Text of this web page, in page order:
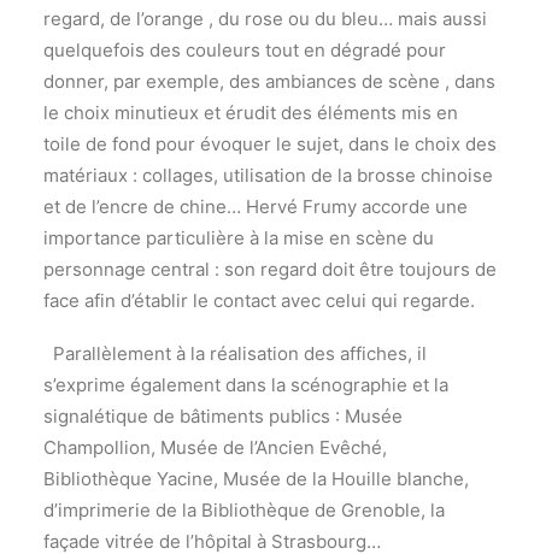
regard, de l’orange , du rose ou du bleu… mais aussi
quelquefois des couleurs tout en dégradé pour
donner, par exemple, des ambiances de scène , dans
le choix minutieux et érudit des éléments mis en
toile de fond pour évoquer le sujet, dans le choix des
matériaux : collages, utilisation de la brosse chinoise
et de l’encre de chine… Hervé Frumy accorde une
importance particulière à la mise en scène du
personnage central : son regard doit être toujours de
face afin d’établir le contact avec celui qui regarde.
Parallèlement à la réalisation des affiches, il
s’exprime également dans la scénographie et la
signalétique de bâtiments publics : Musée
Champollion, Musée de l’Ancien Evêché,
Bibliothèque Yacine, Musée de la Houille blanche,
d’imprimerie de la Bibliothèque de Grenoble, la
façade vitrée de l’hôpital à Strasbourg…